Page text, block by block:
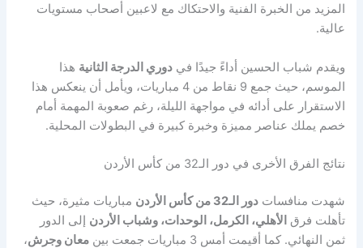
المزيد من الخبرة الفنية والاحتكاك مع لاعبين أصحاب مستويات
عالية.
ويقدم شباب الحسين أداءً جيدًا فيدوري الدرجة الثانية هذا
الموسم، حيث جمع 9 نقاط من 4 مباريات، ويأمل أن ينعكس هذا
الاستقرار على أدائه في مواجهة الليلة، رغم صعوبة المهمة أمام
خصم يملك عناصر مميزة وخبرة كبيرة في البطولات المحلية.
نتائج الفرق الأخرى في دور الـ32 من كأس الأردن
شهدت منافساتدور الـ32 من كأس الأردن
مباريات مثيرة، حيث
تأهلت فرق الأهلي، الكرمل، الوحدات، وشباب الأردن إلى الدور
ثمن النهائي. كما أقيمت أمس 3 مباريات جمعت بين
معان وجرش،